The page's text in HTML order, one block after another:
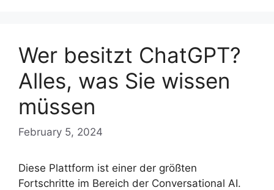
Wer besitzt ChatGPT?
Alles, was Sie wissen
müssen
February 5, 2024
Diese Plattform ist einer der größten
Fortschritte im Bereich der Conversational AI.